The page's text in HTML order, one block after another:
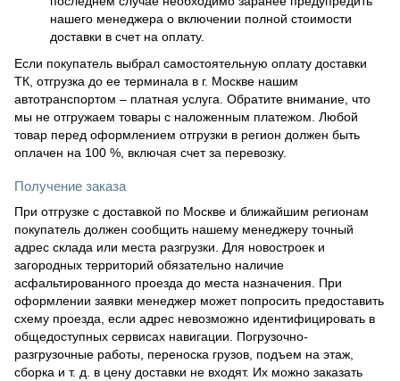
нашего менеджера о включении полной стоимости
доставки в счет на оплату.
Если покупатель выбрал самостоятельную оплату доставки
ТК, отгрузка до ее терминала в г. Москве нашим
автотранспортом – платная услуга. Обратите внимание, что
мы не отгружаем товары с наложенным платежом. Любой
товар перед оформлением отгрузки в регион должен быть
оплачен на 100 %, включая счет за перевозку.
Получение заказа
При отгрузке с доставкой по Москве и ближайшим регионам
покупатель должен сообщить нашему менеджеру точный
адрес склада или места разгрузки. Для новостроек и
загородных территорий обязательно наличие
асфальтированного проезда до места назначения. При
оформлении заявки менеджер может попросить предоставить
схему проезда, если адрес невозможно идентифицировать в
общедоступных сервисах навигации. Погрузочно-
разгрузочные работы, переноска грузов, подъем на этаж,
сборка и т. д. в цену доставки не входят. Их можно заказать